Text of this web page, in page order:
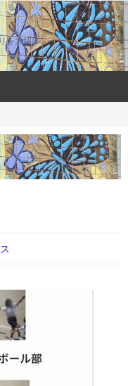
を大切に」